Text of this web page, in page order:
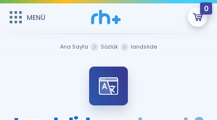
MENÜ
0
Sepetin Şu An Boş.
Remzi Hoca ile seni sınava hazırlayacak onlarca eğitim seni
bekliyor!
MENÜ
Ana Sayfa Sözlük landslide